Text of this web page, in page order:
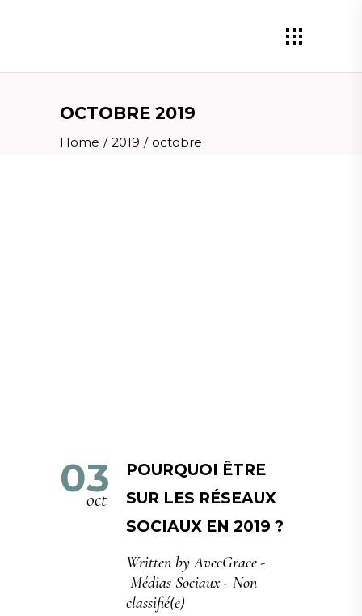
OCTOBRE 2019
Home / 2019 / octobre
03
oct
POURQUOI ÊTRE
SUR LES RÉSEAUX
SOCIAUX EN 2019 ?
Written byAvecGrace
Médias Sociaux - Non
classifié(e)